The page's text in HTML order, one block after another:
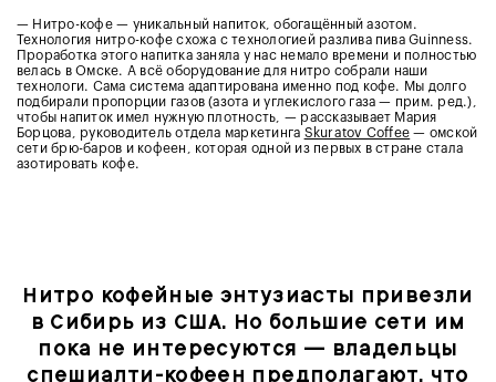
— Нитро-кофе — уникальный напиток, обогащённый азотом.
Технология нитро-кофе схожа с технологией разлива пива Guinness.
Проработка этого напитка заняла у нас немало времени и полностью
велась в Омске. А всё оборудование для нитро собрали наши
технологи. Сама система адаптирована именно под кофе. Мы долго
подбирали пропорции газов (азота и углекислого газа — прим. ред.),
чтобы напиток имел нужную плотность, — рассказывает Мария
Борцова, руководитель отдела маркетинга Skuratov Coffee — омской
сети брю-баров и кофеен, которая одной из первых в стране стала
азотировать кофе.
Нитро кофейные энтузиасты привезли
в Сибирь из США. Но большие сети им
пока не интересуются — владельцы
спешиалти-кофеен предполагают, что